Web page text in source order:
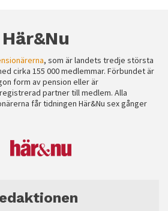
, som är landets tredje största
cirka 155 000 medlemmar. Förbundet är
form av pension eller är
partner till medlem. Alla
får tidningen Här&Nu sex gånger